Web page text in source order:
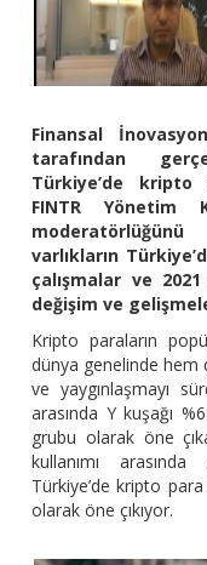
Finansal
tarafından
Türkiye’de kripto
FINTR Yönetim
varlıkların
çalışmalar ve
değişim ve
Kripto paraların
dünya genelinde hem
ve yaygınlaşmayı
arasında Y kuşağı
grubu olarak öne
kullanımı
Türkiye’de kripto
olarak öne çıkıyor.